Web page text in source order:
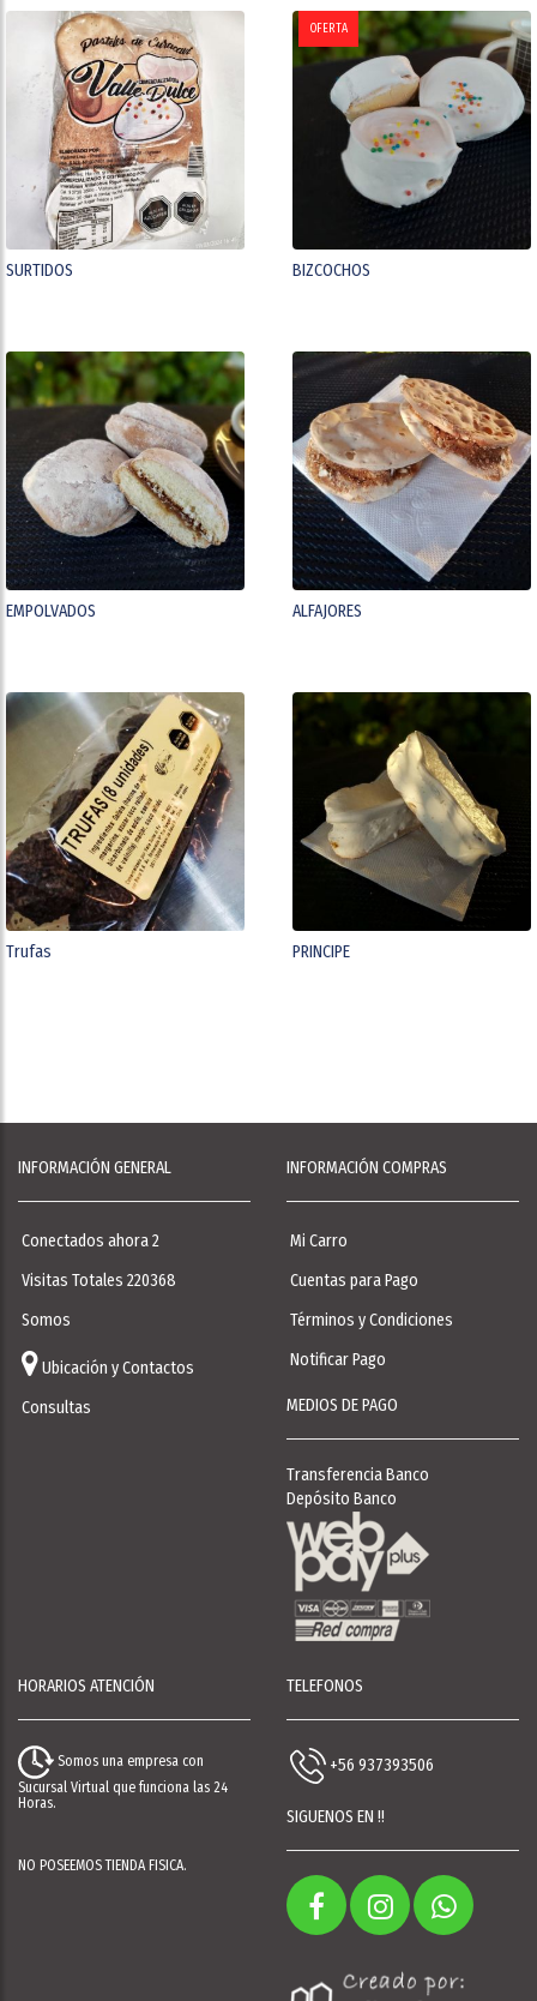
SURTIDOS
OFERTA
BIZCOCHOS
EMPOLVADOS ALFAJORES
Trufas PRINCIPE
INFORMACIÓN GENERAL
Conectados ahora 2
Visitas Totales 220368
Somos
Ubicación y Contactos
Consultas
INFORMACIÓN COMPRAS
Mi Carro
Cuentas para Pago
Términos y Condiciones
Notificar Pago
MEDIOS DE PAGO
Transferencia Banco
Depósito Banco
HORARIOS ATENCIÓN
Somos una empresa con
Sucursal Virtual que funciona las 24
Horas.
NO POSEEMOS TIENDA FISICA.
TELEFONOS
+56 937393506
SIGUENOS EN !!